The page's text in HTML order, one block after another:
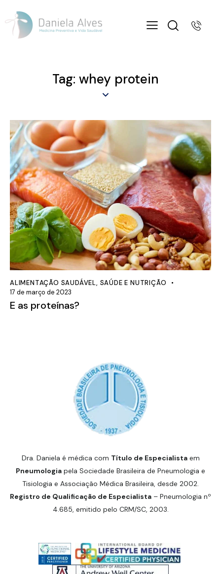
Tag: whey protein
ALIMENTAÇÃO SAUDÁVEL, SAÚDE E NUTRIÇÃO
17 de março de 2023
E as proteínas?
Dra. Daniela é médica com Título de Especialistaem
Pneumologia pela Sociedade Brasileira de Pneumologia e
Tisiologia e Associação Médica Brasileira, desde 2002.
Registro de Qualificação de Especialista – Pneumologia nº
4.685, emitido pelo CRM/SC, 2003.